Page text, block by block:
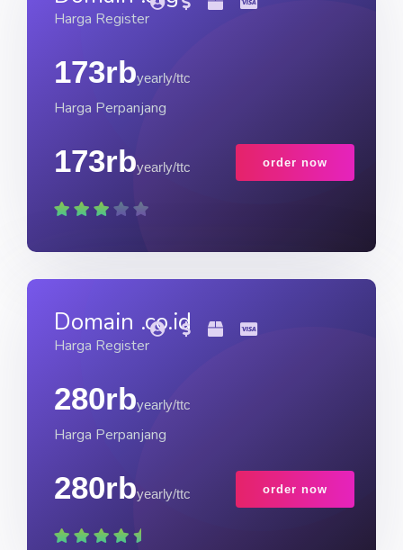
Harga Register
173rbyearly/ttc
Harga Perpanjang
173rbyearly/ttc order now
Domain .co.id
Harga Register
280rbyearly/ttc
Harga Perpanjang
280rbyearly/ttc order now